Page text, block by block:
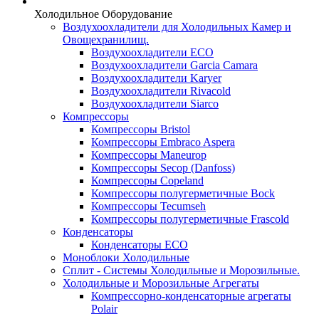
Холодильное Оборудование
Воздухоохладители для Холодильных Камер и
Овощехранилищ.
Воздухоохладители ECO
Воздухоохладители Garcia Camara
Воздухоохладители Karyer
Воздухоохладители Rivacold
Воздухоохладители Siarco
Компрессоры
Компрессоры Bristol
Компрессоры Embraco Aspera
Компрессоры Maneurop
Компрессоры Secop (Danfoss)
Компрессоры Copeland
Компрессоры полугерметичные Bock
Компрессоры Tecumseh
Компрессоры полугерметичные Frascold
Конденсаторы
Конденсаторы ECO
Моноблоки Холодильные
Сплит - Системы Холодильные и Морозильные.
Холодильные и Морозильные Агрегаты
Компрессорно-конденсаторные агрегаты
Polair